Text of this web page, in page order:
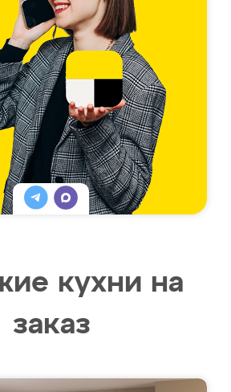
кухни на
заказ